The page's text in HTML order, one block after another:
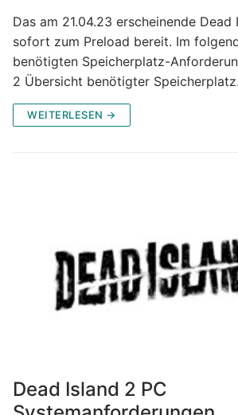
Das am 21.04.23 erscheinende
sofort zum Preload bereit. Im
benötigten Speicherplatz-
2 Übersicht benötigter
WEITERLESEN →
Dead Island 2 PC